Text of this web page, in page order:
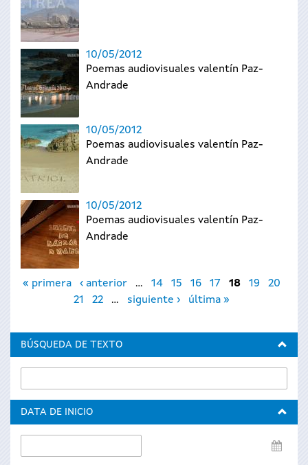
10/05/2012
Poemas audiovisuales valentín Paz-
Andrade
10/05/2012
Poemas audiovisuales valentín Paz-
Andrade
10/05/2012
Poemas audiovisuales valentín Paz-
Andrade
Páginas
« primera ‹ anterior … 14 15 16 17 18 19
20
21
22 … siguiente › última »
BÚSQUEDA DE TEXTO
DATA DE INICIO
de